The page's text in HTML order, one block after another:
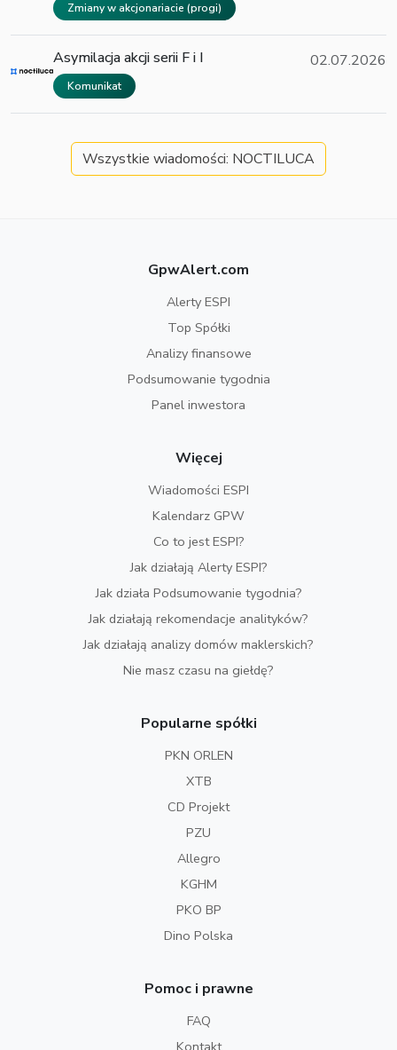
Zmiany w akcjonariacie (progi)
Asymilacja akcji serii F i I
Komunikat
02.07.2026
Wszystkie wiadomości: NOCTILUCA
GpwAlert.com
Alerty ESPI
Top Spółki
Analizy finansowe
Podsumowanie tygodnia
Panel inwestora
Więcej
Wiadomości ESPI
Kalendarz GPW
Co to jest ESPI?
Jak działają Alerty ESPI?
Jak działa Podsumowanie tygodnia?
Jak działają rekomendacje analityków?
Jak działają analizy domów maklerskich?
Nie masz czasu na giełdę?
Popularne spółki
PKN ORLEN
XTB
CD Projekt
PZU
Allegro
KGHM
PKO BP
Dino Polska
Pomoc i prawne
FAQ